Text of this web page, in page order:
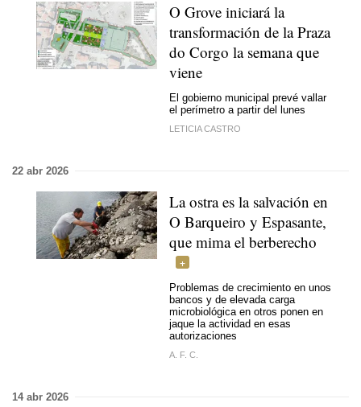
O Grove iniciará la
transformación de la Praza
do Corgo la semana que
viene
El gobierno municipal prevé vallar
el perímetro a partir del lunes
LETICIA CASTRO
22 abr 2026
La ostra es la salvación en
O Barqueiro y Espasante,
que mima el berberecho
Problemas de crecimiento en unos
bancos y de elevada carga
microbiológica en otros ponen en
jaque la actividad en esas
autorizaciones
A. F. C.
14 abr 2026